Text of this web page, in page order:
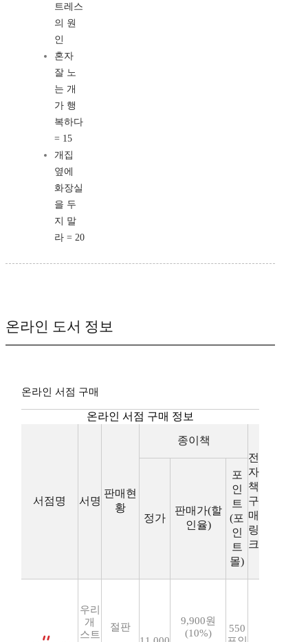
트레스
의 원
인
혼자
잘 노
는 개
가 행
복하다
= 15
개집
옆에
화장실
을 두
지 말
라 = 20
온라인 도서 정보
온라인 서점 구매
온라인 서점 구매 정보
서점명 서명
판매현
황
종이책
전
자
책
구
매
링
크
정가
판매가(할
인율)
포
인
트
(포
인
트
몰)
우리
개
스트
절판
9,900원
(10%)
550